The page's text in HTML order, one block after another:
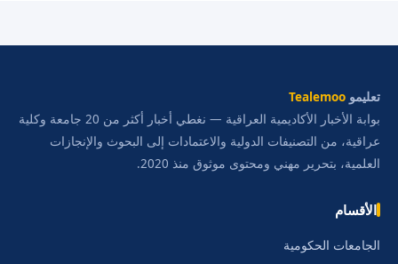
تعليمو Tealemoo
بوابة الأخبار الأكاديمية العراقية — نغطي أخبار أكثر من 20 جامعة وكلية
عراقية، من التصنيفات الدولية والاعتمادات إلى البحوث والإنجازات
العلمية، بتحرير مهني ومحتوى موثوق منذ 2020.
الأقسام
الجامعات الحكومية